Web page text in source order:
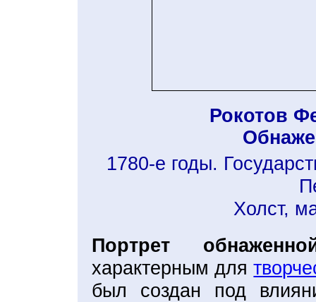
Рокотов
1780-е годы.
Холст,
Портрет
характерным для
был создан под